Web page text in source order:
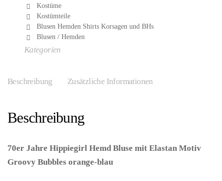
Kostüme
Kostümteile
Blusen Hemden Shirts Korsagen und BHs
Blusen / Hemden
Kategorien
Beschreibung Zusätzliche Informationen
Beschreibung
70er Jahre Hippiegirl Hemd Bluse mit Elastan Motiv
Groovy Bubbles orange-blau